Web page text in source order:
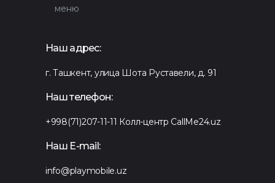
меню
Наш адрес:
г. Ташкент, улица Шота Руставели, д. 91
Наш телефон:
+998(71)207-11-11 Колл-центр CallMe24.uz
Наш E-mail:
info@playmobile.uz